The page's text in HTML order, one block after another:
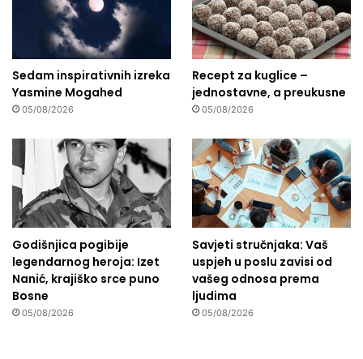
Sedam inspirativnih izreka
Yasmine Mogahed
05/08/2026
Recept za kuglice –
jednostavne, a preukusne
05/08/2026
Godišnjica pogibije
legendarnog heroja: Izet
Nanić, krajiško srce puno
Bosne
05/08/2026
Savjeti stručnjaka: Vaš
uspjeh u poslu zavisi od
vašeg odnosa prema
ljudima
05/08/2026